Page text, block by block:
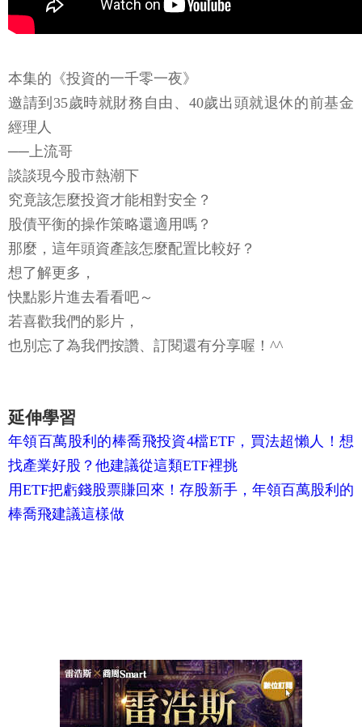
本集的《投資的一千零一夜》
邀請到35歲時就財務自由、40歲出頭就退休的前基金
經理人
──上流哥
談談現今股市熱潮下
究竟該怎麼投資才能相對安全？
股債平衡的操作策略還適用嗎？
那麼，這年頭資產該怎麼配置比較好？
想了解更多，
快點影片進去看看吧～
若喜歡我們的影片，
也別忘了為我們按讚、訂閱還有分享喔！^^
延伸學習
年領百萬股利的棒喬飛投資4檔ETF，買法超懶人！想
找產業好股？他建議從這類ETF裡挑
用ETF把虧錢股票賺回來！存股新手，年領百萬股利的
棒喬飛建議這樣做